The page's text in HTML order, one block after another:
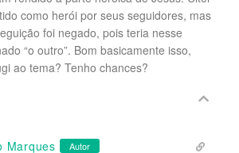
como herói por seus seguidores, mas
foi negado, pois teria nesse
“o outro”. Bom basicamente isso,
ao tema? Tenho chances?
Marques Autor